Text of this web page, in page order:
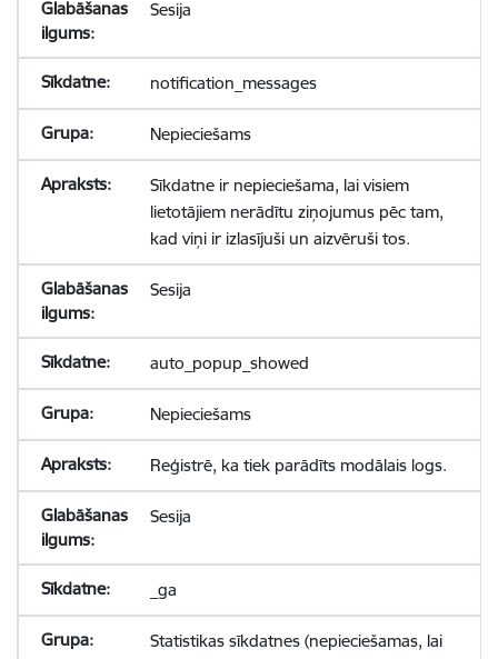
Sesija
notification_messages
Nepieciešams
Sīkdatne ir nepieciešama, lai visiem
lietotājiem nerādītu ziņojumus pēc tam,
kad viņi ir izlasījuši un aizvēruši tos.
Sesija
auto_popup_showed
Nepieciešams
Reģistrē, ka tiek parādīts modālais logs.
Sesija
_ga
Statistikas sīkdatnes (nepieciešamas, lai